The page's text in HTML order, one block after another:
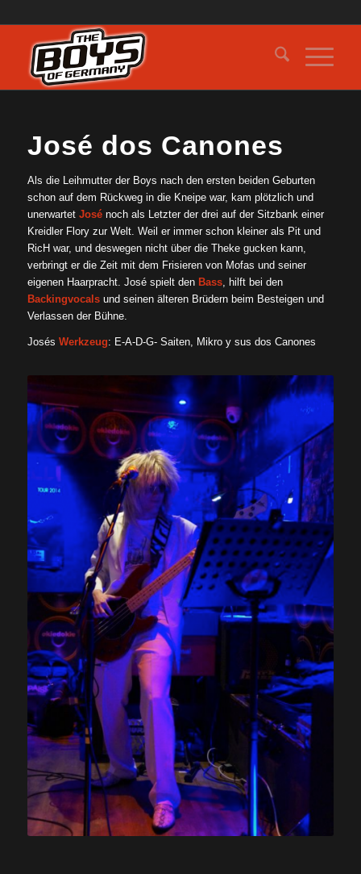
José dos Canones
Als die Leihmutter der Boys nach den ersten beiden Geburten
schon auf dem Rückweg in die Kneipe war, kam plötzlich und
unerwartet Josénoch als Letzter der drei auf der Sitzbank einer
Kreidler Flory zur Welt. Weil er immer schon kleiner als Pit und
RicH war, und deswegen nicht über die Theke gucken kann,
verbringt er die Zeit mit dem Frisieren von Mofas und seiner
eigenen Haarpracht. José spielt den Bass, hilft bei den
Backingvocalsund seinen älteren Brüdern beim Besteigen und
Verlassen der Bühne.
Josés Werkzeug: E-A-D-G- Saiten, Mikro y sus dos Canones